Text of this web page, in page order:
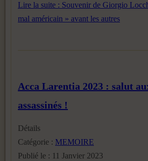
Lire la suite : Souvenir de Giorgio
mal américain » avant les autres
Acca Larentia 2023 : salut
assassinés !
Détails
Catégorie : MEMOIRE
Publié le : 11 Janvier 2023